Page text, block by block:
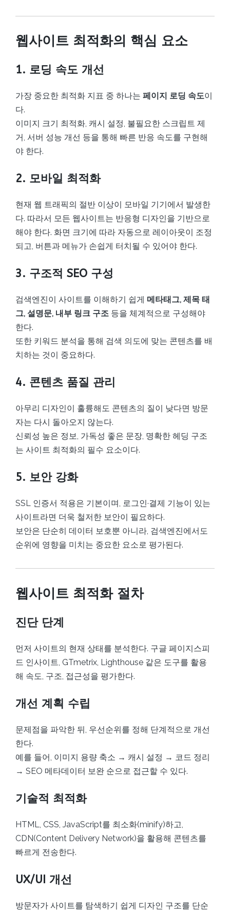
웹사이트 최적화의 핵심 요소
1. 로딩 속도 개선
가장 중요한 최적화 지표 중 하나는 페이지 로딩 속도이
다.
이미지 크기 최적화, 캐시 설정, 불필요한 스크립트 제
거, 서버 성능 개선 등을 통해 빠른 반응 속도를 구현해
야 한다.
2. 모바일 최적화
현재 웹 트래픽의 절반 이상이 모바일 기기에서 발생한
다. 따라서 모든 웹사이트는 반응형 디자인을 기반으로
해야 한다. 화면 크기에 따라 자동으로 레이아웃이 조정
되고, 버튼과 메뉴가 손쉽게 터치될 수 있어야 한다.
3. 구조적 SEO 구성
검색엔진이 사이트를 이해하기 쉽게 메타태그, 제목 태
그, 설명문, 내부 링크 구조 등을 체계적으로 구성해야
한다.
또한 키워드 분석을 통해 검색 의도에 맞는 콘텐츠를 배
치하는 것이 중요하다.
4. 콘텐츠 품질 관리
아무리 디자인이 훌륭해도 콘텐츠의 질이 낮다면 방문
자는 다시 돌아오지 않는다.
신뢰성 높은 정보, 가독성 좋은 문장, 명확한 헤딩 구조
는 사이트 최적화의 필수 요소이다.
5. 보안 강화
SSL 인증서 적용은 기본이며, 로그인·결제 기능이 있는
사이트라면 더욱 철저한 보안이 필요하다.
보안은 단순히 데이터 보호뿐 아니라, 검색엔진에서도
순위에 영향을 미치는 중요한 요소로 평가된다.
웹사이트 최적화 절차
진단 단계
먼저 사이트의 현재 상태를 분석한다. 구글 페이지스피
드 인사이트, GTmetrix, Lighthouse 같은 도구를 활용
해 속도, 구조, 접근성을 평가한다.
개선 계획 수립
문제점을 파악한 뒤, 우선순위를 정해 단계적으로 개선
한다.
예를 들어, 이미지 용량 축소 → 캐시 설정 → 코드 정리
→ SEO 메타데이터 보완 순으로 접근할 수 있다.
기술적 최적화
HTML, CSS, JavaScript를 최소화(minify)하고,
CDN(Content Delivery Network)을 활용해 콘텐츠를
빠르게 전송한다.
UX/UI 개선
방문자가 사이트를 탐색하기 쉽게 디자인 구조를 단순